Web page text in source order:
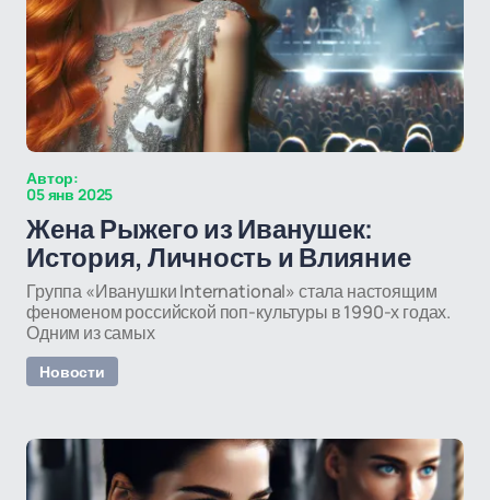
Автор:
05 янв 2025
Жена Рыжего из Иванушек:
История, Личность и Влияние
Группа «Иванушки International» стала настоящим
феноменом российской поп-культуры в 1990-х годах.
Одним из самых
Новости